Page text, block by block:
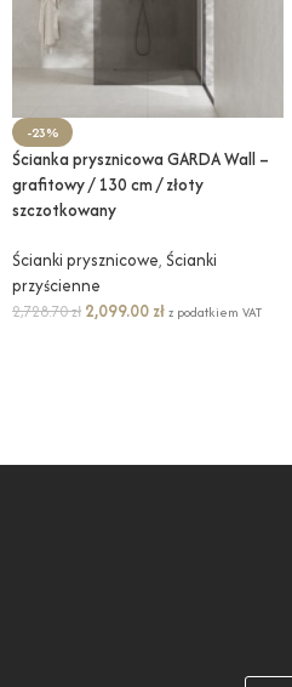
-23%
Ścianka prysznicowa GARDA Wall –
grafitowy / 130 cm / złoty
szczotkowany
Ścianki prysznicowe, Ścianki
przyścienne
2,728.70zł 2,099.00 złz podatkiem VAT